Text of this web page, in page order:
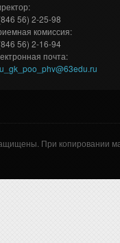
56) 2-25-98
комиссия:
56) 2-16-94
почта:
При копировании